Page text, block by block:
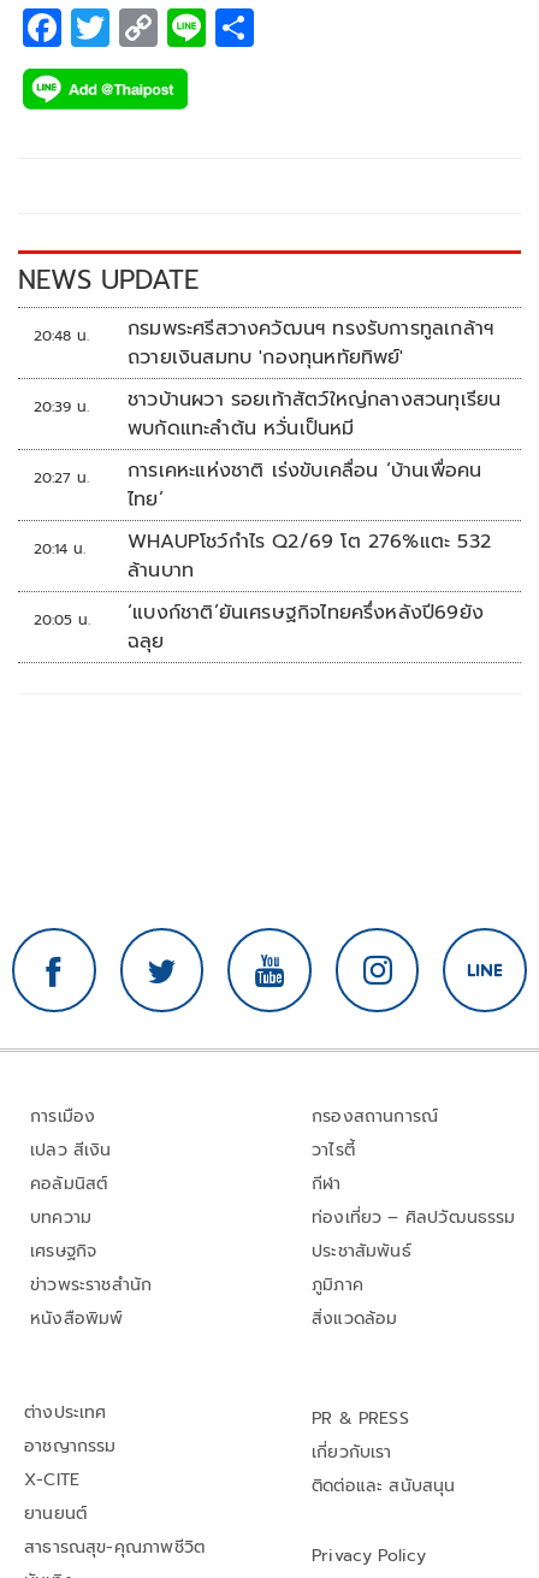
F
ac
e
k
T
wi
tt
C
o
p
k
Li
NEWS UPDATE
20:48 น.
กรมพระศรีสวางควัฒนฯ ทรงรับการทูลเกล้าฯ
ถวายเงินสมทบ 'กองทุนหทัยทิพย์'
20:39 น.
ชาวบ้านผวา รอยเท้าสัตว์ใหญ่กลางสวนทุเรียน
พบกัดแทะลำต้น หวั่นเป็นหมี
20:27 น.
การเคหะแห่งชาติ เร่งขับเคลื่อน ‘บ้านเพื่อคน
ไทย’
20:14 น.
WHAUPโชว์กำไร Q2/69 โต 276%แตะ 532
ล้านบาท
20:05 น.
‘แบงก์ชาติ’ยันเศรษฐกิจไทยครึ่งหลังปี69ยัง
ฉลุย
การเมือง
เปลว สีเงิน
คอลัมนิสต์
บทความ
เศรษฐกิจ
ข่าวพระราชสำนัก
หนังสือพิมพ์
กรองสถานการณ์
วาไรตี้
กีฬา
ท่องเที่ยว – ศิลปวัฒนธรรม
ประชาสัมพันธ์
ภูมิภาค
สิ่งแวดล้อม
ต่างประเทศ
อาชญากรรม
X-CITE
ยานยนต์
สาธารณสุข-คุณภาพชีวิต
PR & PRESS
เกี่ยวกับเรา
ติดต่อและ สนับสนุน
Privacy Policy